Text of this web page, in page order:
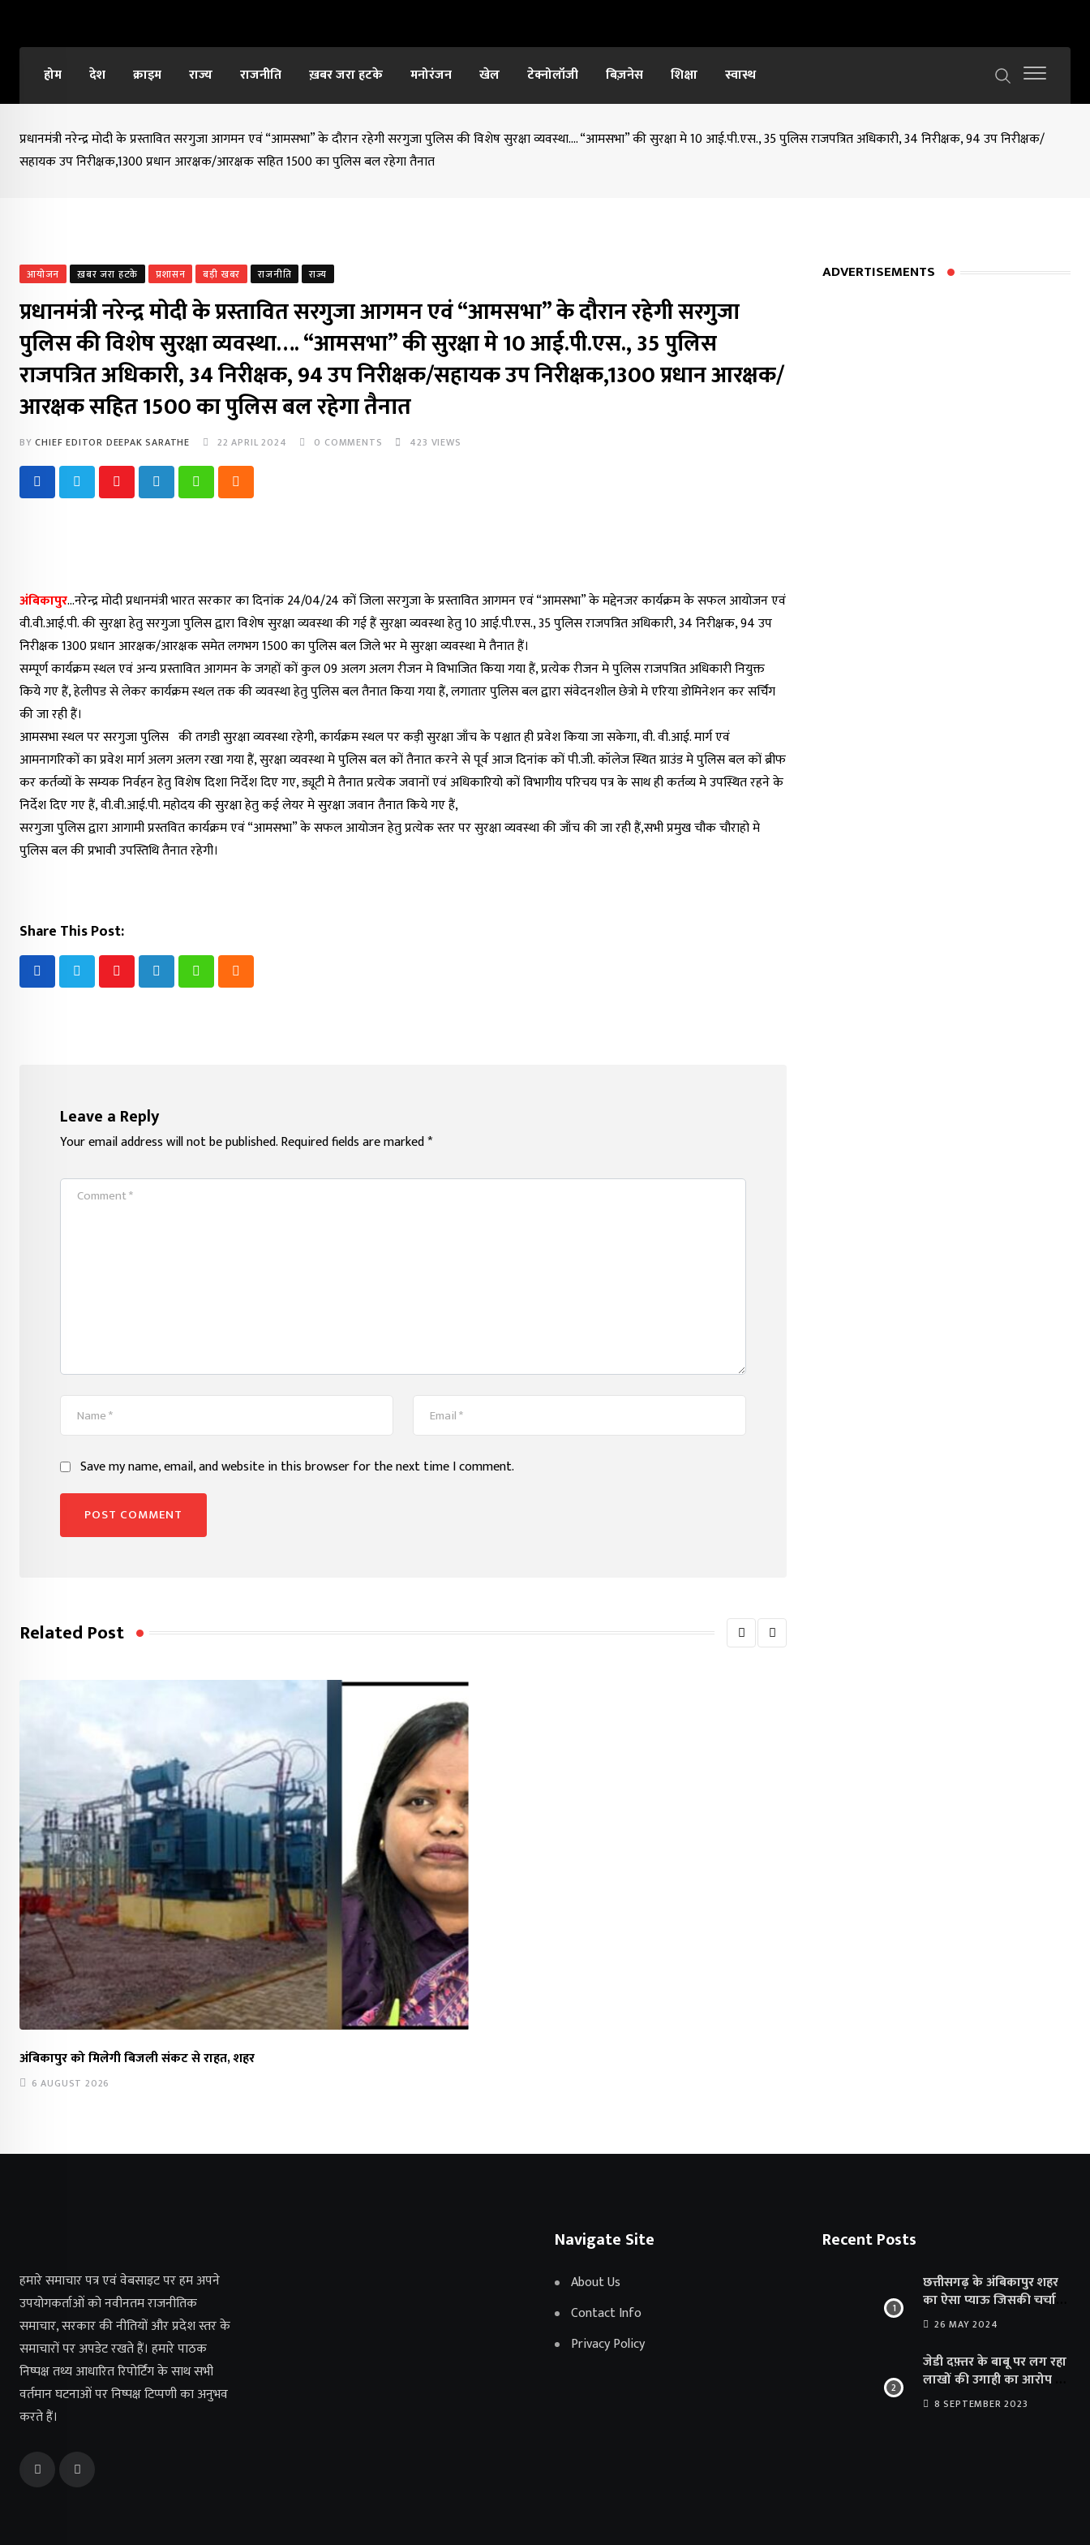
content
होम
देश क्राइम राज्य राजनीति ख़बर जरा हटके मनोरंजन खेल टेक्नोलॉजी बिज़नेस शिक्षा स्वास्थ
प्रधानमंत्री नरेन्द्र मोदी के प्रस्तावित सरगुजा आगमन एवं “आमसभा” के दौरान रहेगी सरगुजा पुलिस की विशेष सुरक्षा व्यवस्था…. “आमसभा” की सुरक्षा मे 10 आई.पी.एस., 35 पुलिस राजपत्रित अधिकारी, 34 निरीक्षक, 94 उप निरीक्षक/
सहायक उप निरीक्षक,1300 प्रधान आरक्षक/आरक्षक सहित 1500 का पुलिस बल रहेगा तैनात
आयोजन ख़बर जरा हटके प्रशासन बड़ी खबर राजनीति राज्य
प्रधानमंत्री नरेन्द्र मोदी के प्रस्तावित सरगुजा आगमन एवं “आमसभा” के दौरान रहेगी सरगुजा
पुलिस की विशेष सुरक्षा व्यवस्था…. “आमसभा” की सुरक्षा मे 10 आई.पी.एस., 35 पुलिस
राजपत्रित अधिकारी, 34 निरीक्षक, 94 उप निरीक्षक/सहायक उप निरीक्षक,1300 प्रधान आरक्षक/
आरक्षक सहित 1500 का पुलिस बल रहेगा तैनात
BYCHIEF EDITOR DEEPAK SARATHE 22 APRIL 2024 0 COMMENTS 423 VIEWS
YoutubeLinkedInWhatsappCloud
अंबिकापुर…नरेन्द्र मोदी प्रधानमंत्री भारत सरकार का दिनांक 24/04/24 कों जिला सरगुजा के प्रस्तावित आगमन एवं “आमसभा” के मद्देनजर कार्यक्रम के सफल आयोजन एवं
वी.वी.आई.पी. की सुरक्षा हेतु सरगुजा पुलिस द्वारा विशेष सुरक्षा व्यवस्था की गई हैं सुरक्षा व्यवस्था हेतु 10 आई.पी.एस., 35 पुलिस राजपत्रित अधिकारी, 34 निरीक्षक, 94 उप
निरीक्षक 1300 प्रधान आरक्षक/आरक्षक समेत लगभग 1500 का पुलिस बल जिले भर मे सुरक्षा व्यवस्था मे तैनात हैं।
सम्पूर्ण कार्यक्रम स्थल एवं अन्य प्रस्तावित आगमन के जगहों कों कुल 09 अलग अलग रीजन मे विभाजित किया गया हैं, प्रत्येक रीजन मे पुलिस राजपत्रित अधिकारी नियुक्त
किये गए हैं, हेलीपड से लेकर कार्यक्रम स्थल तक की व्यवस्था हेतु पुलिस बल तैनात किया गया हैं, लगातार पुलिस बल द्वारा संवेदनशील छेत्रो मे एरिया डोमिनेशन कर सर्चिंग
की जा रही हैं।
आमसभा स्थल पर सरगुजा पुलिस की तगडी सुरक्षा व्यवस्था रहेगी, कार्यक्रम स्थल पर कड़ी सुरक्षा जाँच के पश्चात ही प्रवेश किया जा सकेगा, वी. वी.आई. मार्ग एवं
आमनागरिकों का प्रवेश मार्ग अलग अलग रखा गया हैं, सुरक्षा व्यवस्था मे पुलिस बल कों तैनात करने से पूर्व आज दिनांक कों पी.जी. कॉलेज स्थित ग्राउंड मे पुलिस बल कों ब्रीफ
कर कर्तव्यों के सम्यक निर्वहन हेतु विशेष दिशा निर्देश दिए गए, ड्यूटी मे तैनात प्रत्येक जवानों एवं अधिकारियो कों विभागीय परिचय पत्र के साथ ही कर्तव्य मे उपस्थित रहने के
निर्देश दिए गए हैं, वी.वी.आई.पी. महोदय की सुरक्षा हेतु कई लेयर मे सुरक्षा जवान तैनात किये गए हैं,
सरगुजा पुलिस द्वारा आगामी प्रस्तवित कार्यक्रम एवं “आमसभा” के सफल आयोजन हेतु प्रत्येक स्तर पर सुरक्षा व्यवस्था की जाँच की जा रही हैं,सभी प्रमुख चौक चौराहो मे
पुलिस बल की प्रभावी उपस्तिथि तैनात रहेगी।
Share This Post:
YoutubeLinkedInWhatsappCloud
Leave a Reply
Your email address will not be published.Required fields are marked*
Save my name, email, and website in this browser for the next time I comment.
Related Post
अंबिकापुर को मिलेगी बिजली संकट से राहत, शहर
6 AUGUST 2026
ADVERTISEMENTS
हमारे समाचार पत्र एवं वेबसाइट पर हम अपने
उपयोगकर्ताओं को नवीनतम राजनीतिक
समाचार, सरकार की नीतियों और प्रदेश स्तर के
समाचारों पर अपडेट रखते हैं। हमारे पाठक
निष्पक्ष तथ्य आधारित रिपोर्टिंग के साथ सभी
वर्तमान घटनाओं पर निष्पक्ष टिप्पणी का अनुभव
करते हैं।
Navigate Site
About Us
Contact Info
Privacy Policy
Recent Posts
छत्तीसगढ़ के अंबिकापुर शहर
का ऐसा प्याऊ जिसकी चर्चा
दूर-दूर तक… सात समुंदर पार
26 MAY 2024
जेडी दफ़्तर के बाबू पर लग रहा
लाखों की उगाही का आरोप …
संयुक्त संचालक का फर्जी
8 SEPTEMBER 2023